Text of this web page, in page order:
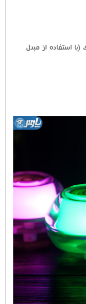
(با استفاده از مبدل